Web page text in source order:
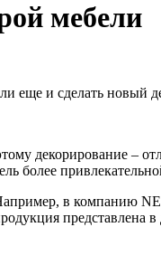
мебели
еще и сделать
декорирование –
более
в компанию
представлена в